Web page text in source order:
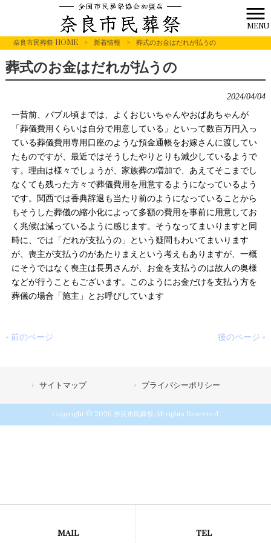
MENU
奈良市民葬祭 HOME
> 新着情報 > 葬式のお金はだれが払うの
葬式のお金はだれが払うの
2024/04/04
一昔前、バブル頃までは、よくおじいちゃんやおばあちゃんが
「葬儀費用くらいは自分で用意している」といって数百万円入っ
ている葬儀費用専用口座のような預金通帳をお嫁さんに渡してい
たものですが、最近ではそうしたやりとりも減少しているようで
す。理由は様々でしょうが、家族葬の増加で、あえてそこまでし
なくても残った方々で葬儀費用を用意するようになっているよう
です。関西では香典辞退も当たり前のようになっていることから
もそうした葬儀の縮小化によって多額の費用を事前に用意してお
く兆候は減っているように感じます。そうなってまいりますと同
時に、では「だれが支払うの」という疑問もわいてまいります
が、喪主が支払うのがあたりまえという考えもありますが、一概
にそうではなく喪主は長男さんが、お金を支払うのは故人の奥様
などが行うこともございます。このようにお金だけを支払う方を
葬儀の場合「施主」とお呼びしています
« 前のページ 後のページ »
サイトマップ プライバシーポリシー
Copyright © 2026 奈良市民葬祭 All rights Reserved.
MAIL TEL